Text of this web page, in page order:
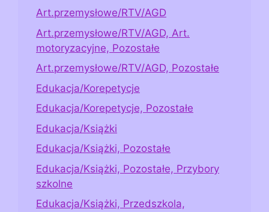
Art.przemysłowe/RTV/AGD
Art.przemysłowe/RTV/AGD, Art.
motoryzacyjne, Pozostałe
Art.przemysłowe/RTV/AGD, Pozostałe
Edukacja/Korepetycje
Edukacja/Korepetycje, Pozostałe
Edukacja/Książki
Edukacja/Książki, Pozostałe
Edukacja/Książki, Pozostałe, Przybory
szkolne
Edukacja/Książki, Przedszkola,